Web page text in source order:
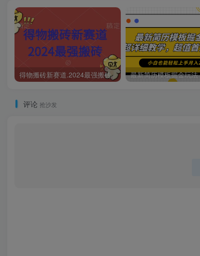
得物搬砖新赛道.2024最强搬砖
评论 抢沙发